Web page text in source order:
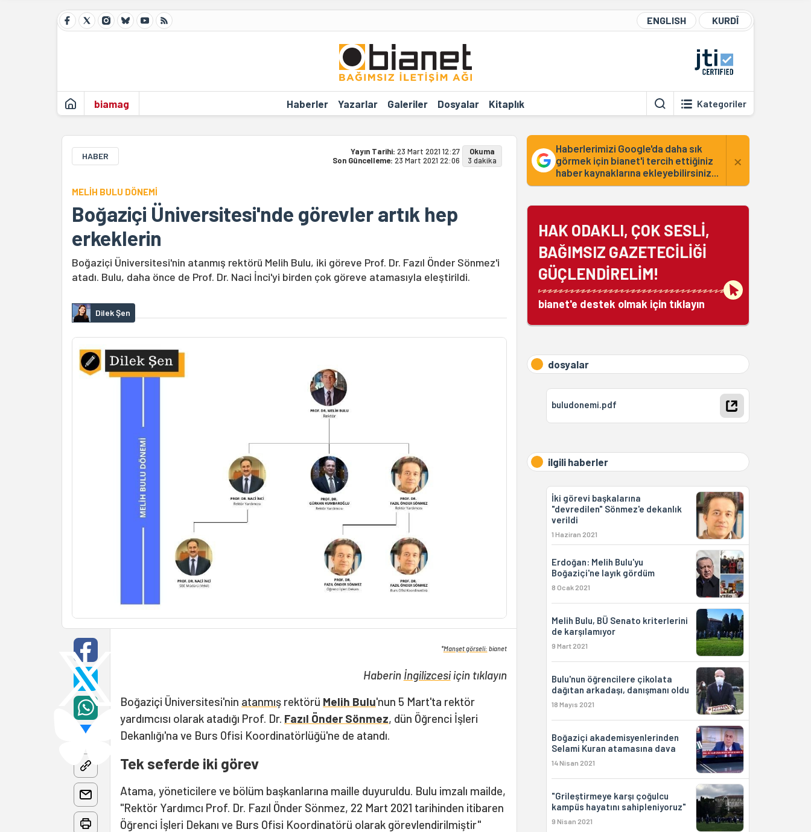
ENGLISH KURDÎ
biamag Haberler Yazarlar Galeriler Dosyalar Kitaplık Kategoriler
HABER Yayın Tarihi: 23 Mart 2021 12:27
Son Güncelleme: 23 Mart 2021 22:06
Okuma
3 dakika
MELİH BULU DÖNEMİ
Boğaziçi Üniversitesi'nde görevler artık hep
erkeklerin
Boğaziçi Üniversitesi'nin atanmış rektörü Melih Bulu, iki göreve Prof. Dr. Fazıl Önder Sönmez'i
atadı. Bulu, daha önce de Prof. Dr. Naci İnci'yi birden çok göreve atamasıyla eleştirildi.
Dilek Şen
*Manşet görseli: bianet
Haberin İngilizcesiiçin tıklayın
Boğaziçi Üniversitesi'nin atanmış rektörü Melih Bulu'nun 5 Mart'ta rektör
yardımcısı olarak atadığı Prof. Dr. Fazıl Önder Sönmez, dün Öğrenci İşleri
Dekanlığı'na ve Burs Ofisi Koordinatörlüğü'ne de atandı.
Tek seferde iki görev
Atama, yöneticilere ve bölüm başkanlarına maille duyuruldu. Bulu imzalı mailde,
"Rektör Yardımcı Prof. Dr. Fazıl Önder Sönmez, 22 Mart 2021 tarihinden itibaren
Öğrenci İşleri Dekanı ve Burs Ofisi Koordinatörü olarak görevlendirilmiştir"
Haberlerimizi Google'da daha sık
görmek için bianet'i tercih ettiğiniz
haber kaynaklarına ekleyebilirsiniz...
×
HAK ODAKLI, ÇOK SESLİ,
BAĞIMSIZ GAZETECİLİĞİ
GÜÇLENDİRELİM!
bianet'e destek olmak için tıklayın
dosyalar
buludonemi.pdf
ilgili haberler
İki görevi başkalarına
"devredilen" Sönmez'e dekanlık
verildi
1 Haziran 2021
Erdoğan: Melih Bulu'yu
Boğaziçi'ne layık gördüm
8 Ocak 2021
Melih Bulu, BÜ Senato kriterlerini
de karşılamıyor
9 Mart 2021
Bulu'nun öğrencilere çikolata
dağıtan arkadaşı, danışmanı oldu
18 Mayıs 2021
Boğaziçi akademisyenlerinden
Selami Kuran atamasına dava
14 Nisan 2021
"Grileştirmeye karşı çoğulcu
kampüs hayatını sahipleniyoruz"
9 Nisan 2021